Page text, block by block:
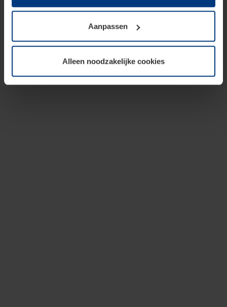
van deze pagina's absoluut vereist is. Voor alle andere
soorten cookies is uw toestemming benodigd. Uw
toestemming kunt u op elk moment bij de uitleg van de
wijzigen of herroepen.
Aanpassen
Alleen noodzakelijke cookies